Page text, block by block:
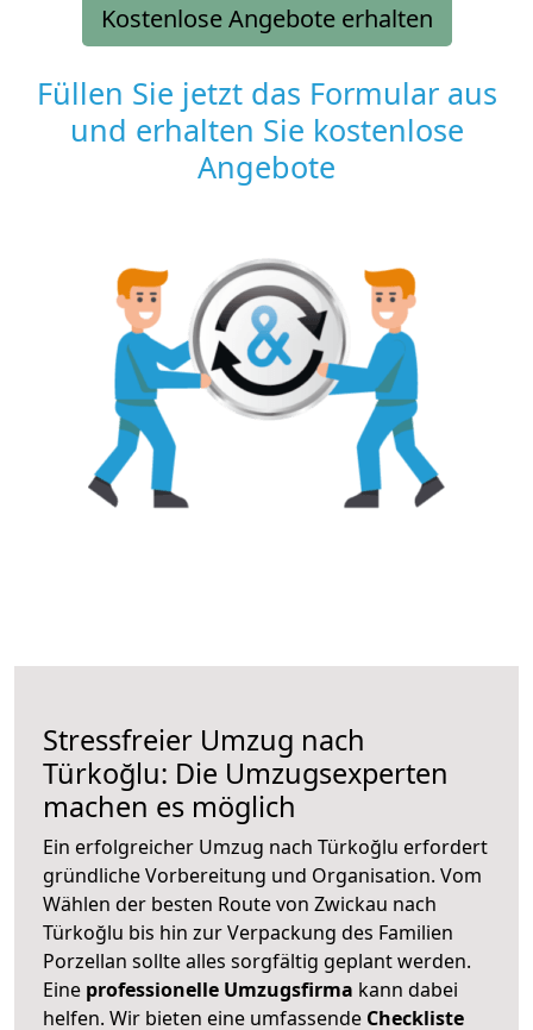
Kostenlose Angebote erhalten
Füllen Sie jetzt das Formular aus
und erhalten Sie kostenlose
Angebote
Stressfreier Umzug nach
Türkoğlu: Die Umzugsexperten
machen es möglich
Ein erfolgreicher Umzug nach Türkoğlu erfordert
gründliche Vorbereitung und Organisation. Vom
Wählen der besten Route von Zwickau nach
Türkoğlu bis hin zur Verpackung des Familien
Porzellan sollte alles sorgfältig geplant werden.
Eine professionelle Umzugsfirma kann dabei
helfen. Wir bieten eine umfassende Checkliste